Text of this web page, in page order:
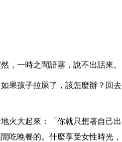
，一時之間語塞，說不出話來。
果孩子拉屎了，該怎麼辦？回去
火大起來：「你就只想著自己出
吃晚餐的。什麼享受女性時光，